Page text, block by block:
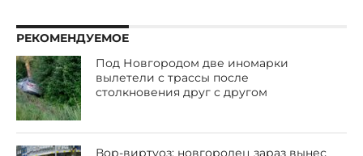
РЕКОМЕНДУЕМОЕ
Под Новгородом две иномарки
вылетели с трассы после
столкновения друг с другом
Вор-виртуоз: новгородец зараз вынес